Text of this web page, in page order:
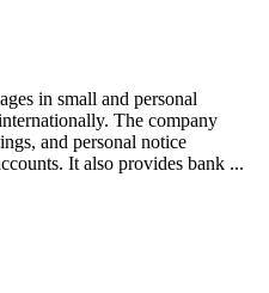
in small and personal
The company
and personal notice
It also provides bank ...